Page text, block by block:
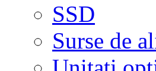
SSD
Surse de